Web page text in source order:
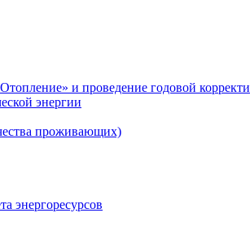
и проведение годовой корректи
энергии
проживающих)
энергоресурсов